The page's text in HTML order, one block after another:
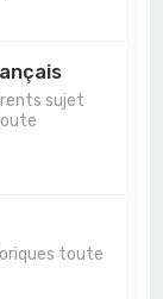
sujet
toute